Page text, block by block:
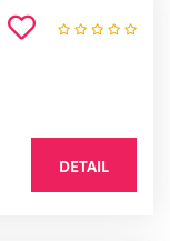
DETAIL